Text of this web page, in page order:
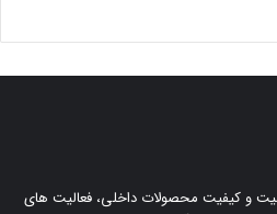
و کیفیت محصولات داخلی، فعالیت های